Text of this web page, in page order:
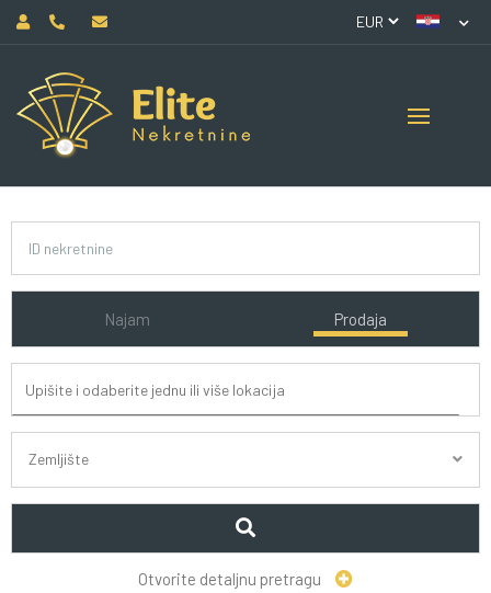
Najam Prodaja
Zemljište
Otvorite detaljnu pretragu